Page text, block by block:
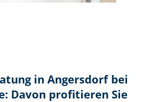
in Angersdorf bei
Davon profitieren Sie